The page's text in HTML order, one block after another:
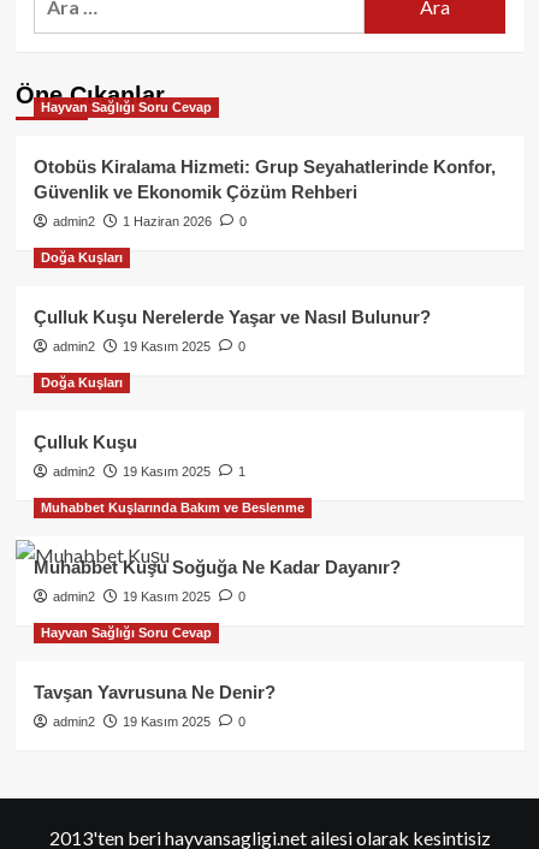
Öne Çıkanlar
Hayvan Sağlığı Soru Cevap
Otobüs Kiralama Hizmeti: Grup Seyahatlerinde Konfor,
Güvenlik ve Ekonomik Çözüm Rehberi
admin2 1 Haziran 2026 0
Doğa Kuşları
Çulluk Kuşu Nerelerde Yaşar ve Nasıl Bulunur?
admin2 19 Kasım 2025 0
Doğa Kuşları
Çulluk Kuşu
admin2 19 Kasım 2025 1
Muhabbet Kuşlarında Bakım ve Beslenme
Muhabbet Kuşu Soğuğa Ne Kadar Dayanır?
admin2 19 Kasım 2025 0
Hayvan Sağlığı Soru Cevap
Tavşan Yavrusuna Ne Denir?
admin2 19 Kasım 2025 0
2013'ten beri hayvansagligi.net ailesi olarak kesintisiz